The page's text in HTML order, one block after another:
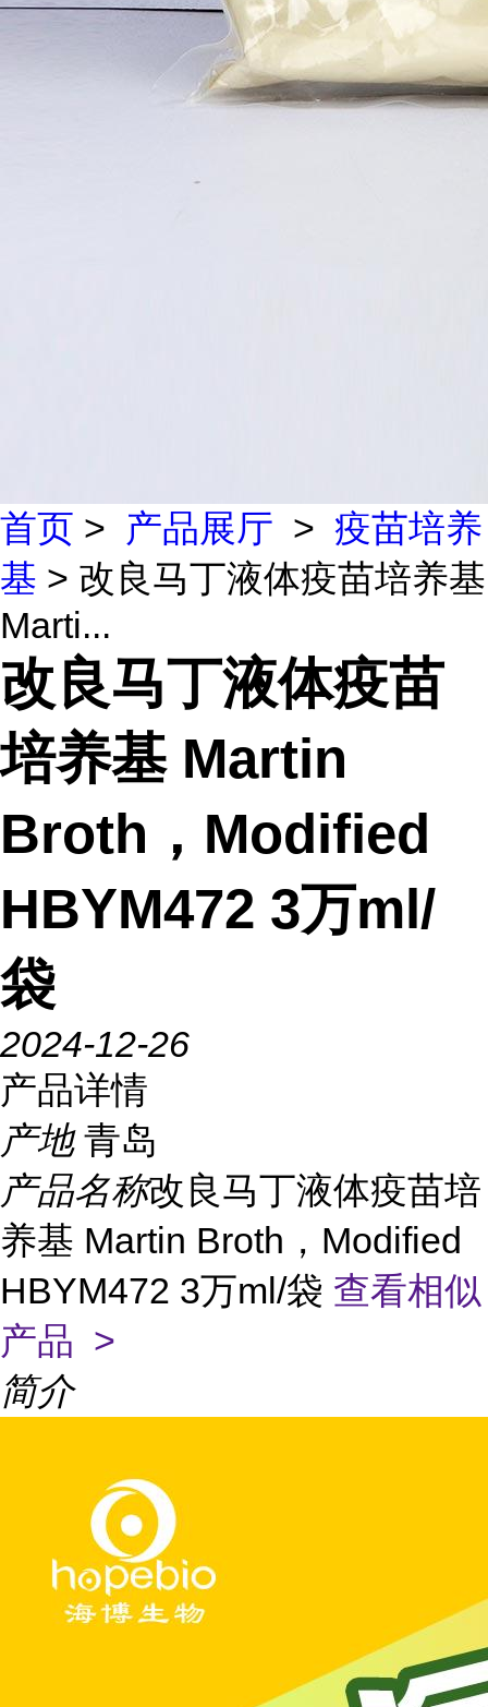
首页 > 产品展厅 > 疫苗培养
基 > 改良马丁液体疫苗培养基
Marti...
改良马丁液体疫苗
培养基 Martin
Broth，Modified
HBYM472 3万ml/
袋
2024-12-26
产品详情
产地 青岛
产品名称改良马丁液体疫苗培
养基 Martin Broth，Modified
HBYM472 3万ml/袋 查看相似
产品 >
简介